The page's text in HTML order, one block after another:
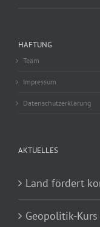
HAFTUNG
Team
Impressum
Datenschutzerklärung
AKTUELLES
Land fördert
Geopolitik-